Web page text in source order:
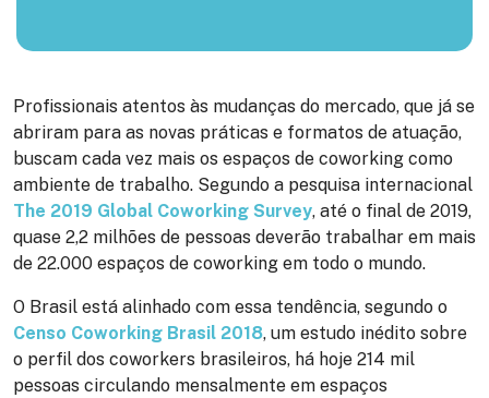
Profissionais atentos às mudanças do mercado, que já se
abriram para as novas práticas e formatos de atuação,
buscam cada vez mais os espaços de coworking como
ambiente de trabalho. Segundo a pesquisa internacional
The 2019 Global Coworking Survey, até o final de 2019,
quase 2,2 milhões de pessoas deverão trabalhar em mais
de 22.000 espaços de coworking em todo o mundo.
O Brasil está alinhado com essa tendência, segundo o
Censo Coworking Brasil 2018, um estudo inédito sobre
o perfil dos coworkers brasileiros, há hoje 214 mil
pessoas circulando mensalmente em espaços